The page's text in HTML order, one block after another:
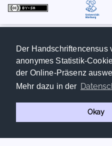
Der Handschriftencensus
anonymes Statistik-
der Online-Präsenz
Mehr dazu in der
Okay